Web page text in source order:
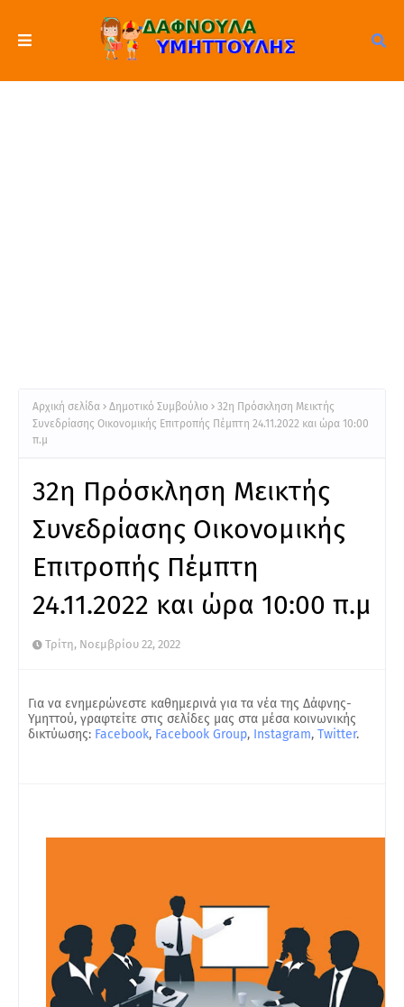
Αρχική σελίδα Δημοτικό Συμβούλιο
32η Πρόσκληση Μεικτής
Συνεδρίασης Οικονομικής Επιτροπής Πέμπτη 24.11.2022 και ώρα 10:00
π.μ
32η Πρόσκληση Μεικτής
Συνεδρίασης Οικονομικής
Επιτροπής Πέμπτη
24.11.2022 και ώρα 10:00 π.μ
Τρίτη, Νοεμβρίου 22, 2022
Για να ενημερώνεστε καθημερινά για τα νέα της Δάφνης-
Υμηττού, γραφτείτε στις σελίδες μας στα μέσα κοινωνικής
δικτύωσης: Facebook, Facebook Group, Instagram, Twitter.